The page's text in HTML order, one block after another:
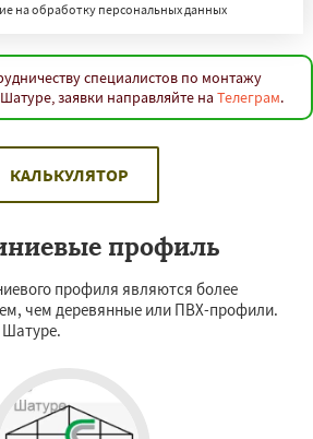
на обработку персональных данных
специалистов по монтажу
заявки направляйте на Телеграм.
КАЛЬКУЛЯТОР
профиль
профиля являются более
чем деревянные или ПВХ-профили.